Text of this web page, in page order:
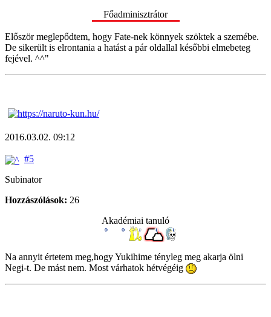
Főadminisztrátor
Először meglepődtem, hogy Fate-nek könnyek szöktek a szemébe.
De sikerült is elrontania a hatást a pár oldallal későbbi elmebeteg
fejével. ^^"
2016.03.02. 09:12
#5
Subinator
Hozzászólások: 26
Akadémiai tanuló
Na annyit értetem meg,hogy Yukihime tényleg meg akarja ölni
Negi-t. De mást nem. Most várhatok hétvégéig